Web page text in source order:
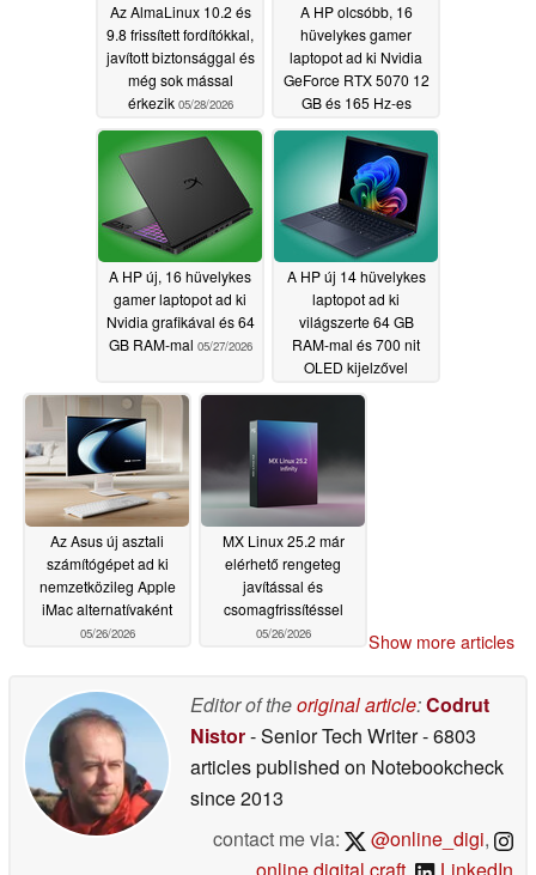
Az AlmaLinux 10.2 és
9.8 frissített fordítókkal,
javított biztonsággal és
még sok mással
érkezik 05/28/2026
A HP olcsóbb, 16
hüvelykes gamer
laptopot ad ki Nvidia
GeForce RTX 5070 12
GB és 165 Hz-es
OLED kijelzővel
05/27/2026
A HP új, 16 hüvelykes
gamer laptopot ad ki
Nvidia grafikával és 64
GB RAM-mal 05/27/2026
A HP új 14 hüvelykes
laptopot ad ki
világszerte 64 GB
RAM-mal és 700 nit
OLED kijelzővel
05/26/2026
Az Asus új asztali
számítógépet ad ki
nemzetközileg Apple
iMac alternatívaként
05/26/2026
MX Linux 25.2 már
elérhető rengeteg
javítással és
csomagfrissítéssel
05/26/2026 Show more articles
Editor of theoriginal article:Codrut
Nistor- Senior Tech Writer- 6803
articles published on Notebookcheck
since 2013
contact me via:
@online_digi,